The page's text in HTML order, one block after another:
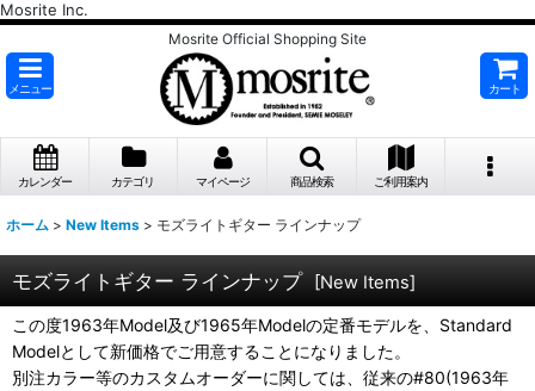
Mosrite Inc.
Mosrite Official Shopping Site
メニュー カート
カレンダー カテゴリ マイページ 商品検索 ご利用案内
ホーム > New Items > モズライトギター ラインナップ
モズライトギター ラインナップ [New Items]
この度1963年Model及び1965年Modelの定番モデルを、Standard
Modelとして新価格でご用意することになりました。
別注カラー等のカスタムオーダーに関しては、従来の#80(1963年